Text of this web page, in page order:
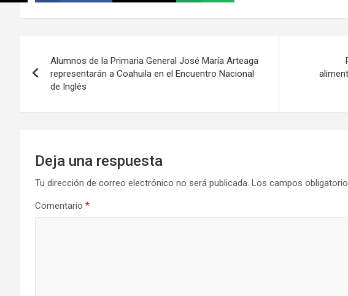
de
entradas
Alumnos de la Primaria General José María Arteaga
representarán a Coahuila en el Encuentro Nacional
de Inglés
Deja una respuesta
Tu dirección de correo electrónico no será publicada. Los campos
Comentario *